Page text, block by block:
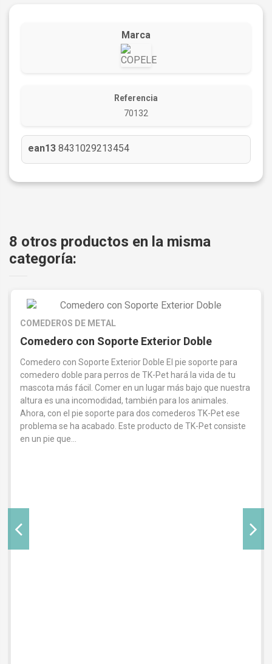
Marca
Referencia
70132
ean13 8431029213454
8 otros productos en la misma
categoría:
COMEDEROS DE METAL
Comedero con Soporte Exterior Doble
Comedero con Soporte Exterior Doble El pie soporte para
comedero doble para perros de TK-Pet hará la vida de tu
mascota más fácil. Comer en un lugar más bajo que nuestra
altura es una incomodidad, también para los animales.
Ahora, con el pie soporte para dos comederos TK-Pet ese
problema se ha acabado. Este producto de TK-Pet consiste
en un pie que...